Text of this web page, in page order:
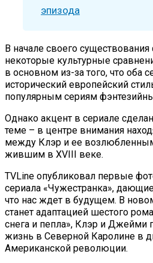
эпизода
В начале своего
некоторые культурные
в основном из-за того, что оба
исторический европейский
популярным сериям
Однако акцент в сериале
теме – в центре внимания
между Клэр и ее
жившим в XVIII веке.
TVLine опубликовал первые
сериала «Чужестранка»,
что нас ждет в будущем. В
станет адаптацией шестого
снега и пепла», Клэр и Джейми
жизнь в Северной Каролине в
Американской революции.